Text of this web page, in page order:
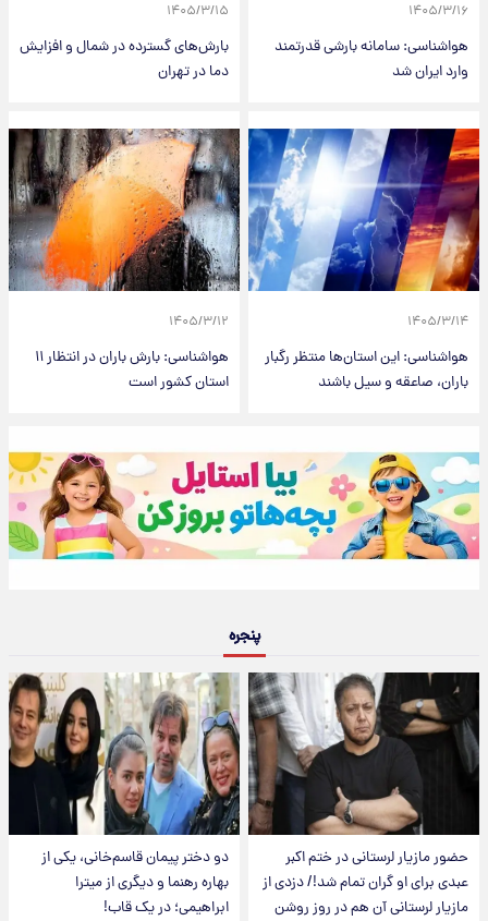
۱۴۰۵/۳/۱۶
هواشناسی: سامانه بارشی قدرتمند
وارد ایران شد
۱۴۰۵/۳/۱۵
بارش‌های گسترده در شمال و افزایش
دما در تهران
۱۴۰۵/۳/۱۴
هواشناسی: این استان‌ها منتظر رگبار
باران، صاعقه و سیل باشند
۱۴۰۵/۳/۱۲
هواشناسی: بارش باران در انتظار ۱۱
استان کشور است
پنجره
حضور مازیار لرستانی در ختم اکبر
عبدی برای او گران تمام شد!/ دزدی از
مازیار لرستانی آن هم در روز روشن
دو دختر پیمان قاسم‌خانی، یکی از
بهاره رهنما و دیگری از میترا
ابراهیمی؛ در یک قاب!